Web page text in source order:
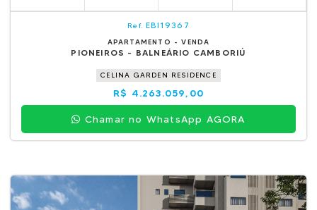
Ref. EBI19367
APARTAMENTO - VENDA
PIONEIROS - BALNEÁRIO CAMBORIÚ
CELINA GARDEN RESIDENCE
R$ 4.263.059,00
Chamar no WhatsApp AGORA